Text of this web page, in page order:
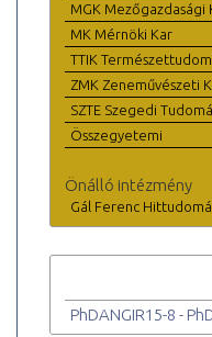
MGK Mezőgazdasági
MK Mérnöki Kar
TTIK
ZMK Zeneművészeti
SZTE Szegedi
Összegyetemi
Önálló intézmény
Gál Ferenc
PhDANGIR15-8 -